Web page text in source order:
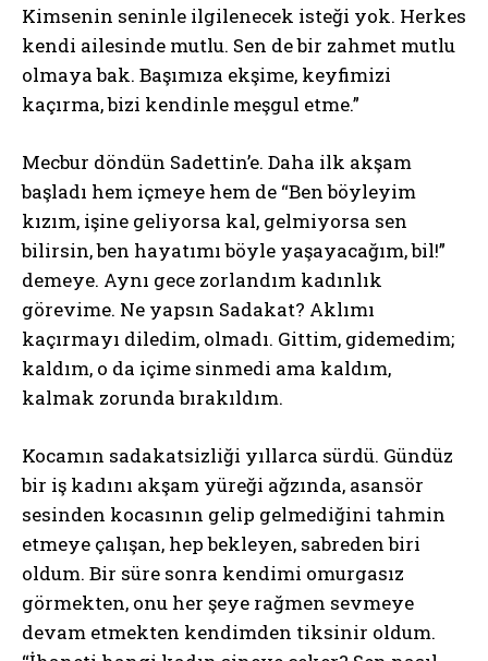
Kimsenin seninle ilgilenecek isteği yok. Herkes
kendi ailesinde mutlu. Sen de bir zahmet mutlu
olmaya bak. Başımıza ekşime, keyfimizi
kaçırma, bizi kendinle meşgul etme.”
Mecbur döndün Sadettin’e. Daha ilk akşam
başladı hem içmeye hem de “Ben böyleyim
kızım, işine geliyorsa kal, gelmiyorsa sen
bilirsin, ben hayatımı böyle yaşayacağım, bil!”
demeye. Aynı gece zorlandım kadınlık
görevime. Ne yapsın Sadakat? Aklımı
kaçırmayı diledim, olmadı. Gittim, gidemedim;
kaldım, o da içime sinmedi ama kaldım,
kalmak zorunda bırakıldım.
Kocamın sadakatsizliği yıllarca sürdü. Gündüz
bir iş kadını akşam yüreği ağzında, asansör
sesinden kocasının gelip gelmediğini tahmin
etmeye çalışan, hep bekleyen, sabreden biri
oldum. Bir süre sonra kendimi omurgasız
görmekten, onu her şeye rağmen sevmeye
devam etmekten kendimden tiksinir oldum.